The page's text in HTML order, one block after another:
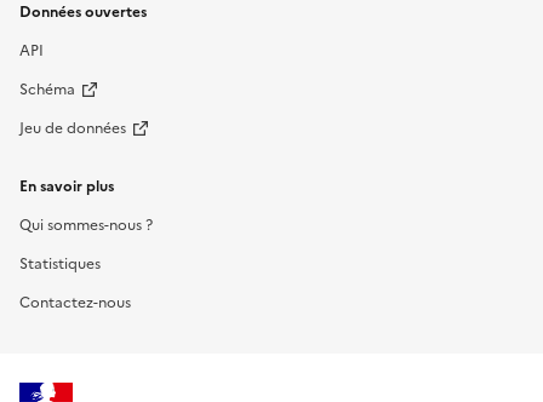
Données ouvertes
API
Schéma
Jeu de données
En savoir plus
Qui sommes-nous ?
Statistiques
Contactez-nous